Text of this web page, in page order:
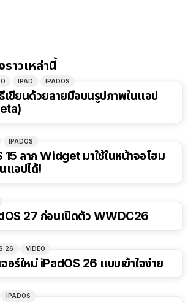
าวเหล่านี้
IPAD IPADOS
เขียนด้วยลายมือบนรูปภาพในแอป
IPADOS
15 ลาก Widget มาใช้ในหน้าจอโฮม
แอปได้!
27 ก่อนเปิดตัว WWDC26
26 VIDEO
อร์ใหม่ iPadOS 26 แบบเข้าใจง่าย
IPADOS